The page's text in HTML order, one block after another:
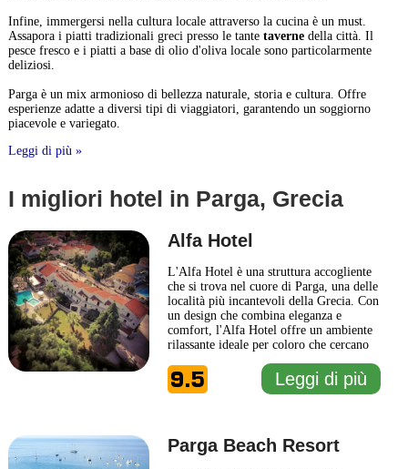
Infine, immergersi nella cultura locale attraverso la cucina è un must.
Assapora i piatti tradizionali greci presso le tante tavernedella città. Il
pesce fresco e i piatti a base di olio d'oliva locale sono particolarmente
deliziosi.
Parga è un mix armonioso di bellezza naturale, storia e cultura. Offre
esperienze adatte a diversi tipi di viaggiatori, garantendo un soggiorno
piacevole e variegato.
Leggi di più »
I migliori hotel in Parga, Grecia
Alfa Hotel
L'Alfa Hotel è una struttura accogliente
che si trova nel cuore di Parga, una delle
località più incantevoli della Grecia. Con
un design che combina eleganza e
comfort, l'Alfa Hotel offre un ambiente
rilassante ideale per coloro che cercano
arredate con gusto, fornendo
un'atmosfera calda e invitante, perfetta
9.5 Leggi di più
Parga Beach Resort